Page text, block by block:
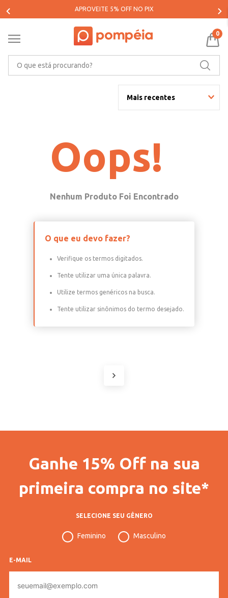
APROVEITE 5% OFF NO PIX
0
Mais recentes
Oops!
O que eu devo fazer?
Verifique os termos digitados.
Tente utilizar uma única palavra.
Utilize termos genéricos na busca.
Tente utilizar sinônimos do termo desejado.
Ganhe 15% Off na sua
primeira compra no site*
SELECIONE SEU GÊNERO
Feminino Masculino
E-MAIL
mail